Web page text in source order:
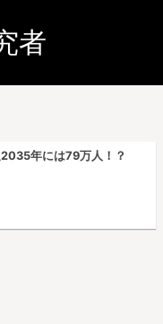
者
年には79万人！？